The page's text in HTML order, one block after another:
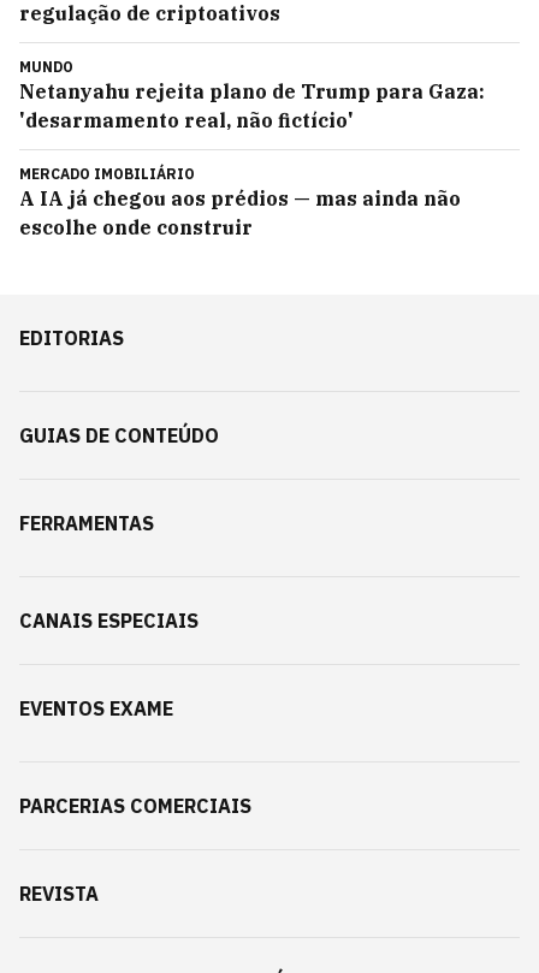
regulação de criptoativos
MUNDO
Netanyahu rejeita plano de Trump para Gaza:
'desarmamento real, não fictício'
MERCADO IMOBILIÁRIO
A IA já chegou aos prédios — mas ainda não
escolhe onde construir
EDITORIAS
GUIAS DE CONTEÚDO
FERRAMENTAS
CANAIS ESPECIAIS
EVENTOS EXAME
PARCERIAS COMERCIAIS
REVISTA